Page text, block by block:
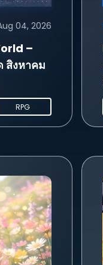
04, 2026
–
สิงหาคม
RPG